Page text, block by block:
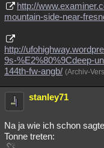
http://
mountain-side-near-
http://
9s-%E2%80%9Cdeep-
144th-fw-angb/ (Archiv-
stanley71
Na ja wie ich schon
Tonne treten: